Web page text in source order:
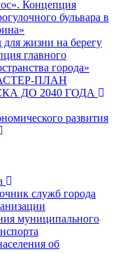
Концепция
бульвара в
для жизни на берегу
главного
города»
ПЛАН
ДО 2040 ГОДА
развития
служб города
муниципального
об